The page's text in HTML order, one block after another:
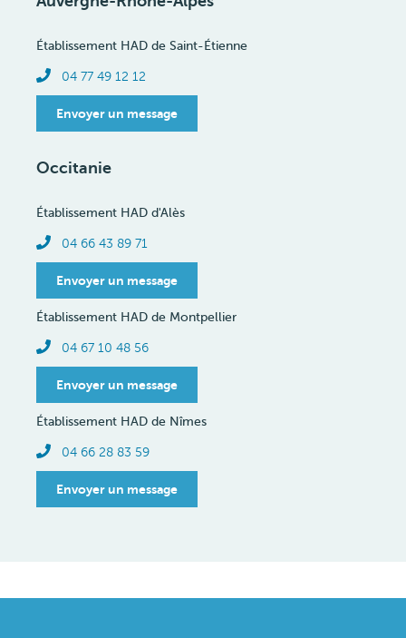
Établissement HAD de Saint-Étienne
Téléphone
04 77 49 12 12
Envoyer un message
Occitanie
Établissement HAD d'Alès
Téléphone
04 66 43 89 71
Envoyer un message
Établissement HAD de Montpellier
Téléphone
04 67 10 48 56
Envoyer un message
Établissement HAD de Nîmes
Téléphone
04 66 28 83 59
Envoyer un message